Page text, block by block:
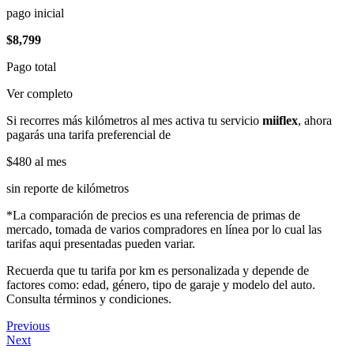
pago inicial
$8,799
Pago total
Ver completo
Si recorres más kilómetros al mes activa tu servicio miiflex, ahora
pagarás una tarifa preferencial de
$480 al mes
sin reporte de kilómetros
*La comparación de precios es una referencia de primas de
mercado, tomada de varios compradores en línea por lo cual las
tarifas aqui presentadas pueden variar.
Recuerda que tu tarifa por km es personalizada y depende de
factores como: edad, género, tipo de garaje y modelo del auto.
Consulta términos y condiciones.
Previous
Next